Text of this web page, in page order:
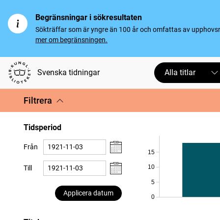
Begränsningar i sökresultaten
Sökträffar som är yngre än 100 år och omfattas av
mer om begränsningen.
Svenska tidningar Alla titlar
Filtrera
Tidsperiod
Från
Till
Applicera datum
0
5
10
15